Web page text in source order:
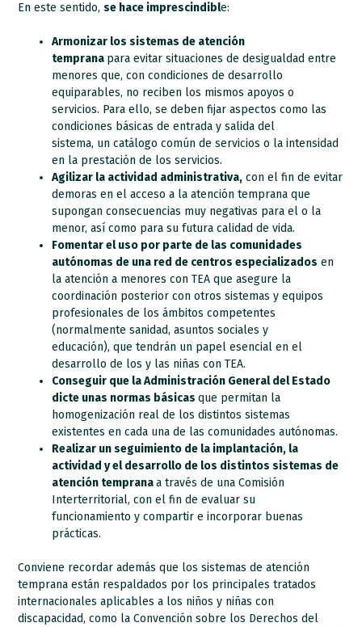
En este sentido,se hace imprescindible:
Armonizar los sistemas de atención
temprana para evitar situaciones de desigualdad entre
menores que, con condiciones de desarrollo
equiparables, no reciben los mismos apoyos o
servicios. Para ello, se deben fijar aspectos como las
condiciones básicas de entrada y salida del
sistema, un catálogo común de servicios o la intensidad
en la prestación de los servicios.
Agilizar la actividad administrativa, con el fin de evitar
demoras en el acceso a la atención temprana que
supongan consecuencias muy negativas para el o la
menor, así como para su futura calidad de vida.
Fomentar el uso por parte de las comunidades
autónomas de una red de centros especializados en
la atención a menores con TEA que asegure la
coordinación posterior con otros sistemas y equipos
profesionales de los ámbitos competentes
(normalmente sanidad, asuntos sociales y
educación), que tendrán un papel esencial en el
desarrollo de los y las niñas con TEA.
Conseguir que la Administración General del Estado
dicte unas normas básicasque permitan la
homogenización real de los distintos sistemas
existentes en cada una de las comunidades autónomas.
Realizar un seguimiento de la implantación, la
actividad y el desarrollo de los distintos sistemas de
atención tempranaa través de una Comisión
Interterritorial, con el fin de evaluar su
funcionamiento y compartir e incorporar buenas
prácticas.
Conviene recordar además que los sistemas de atención
temprana están respaldados por los principales tratados
internacionales aplicables a los niños y niñas con
discapacidad, como la Convención sobre los Derechos del